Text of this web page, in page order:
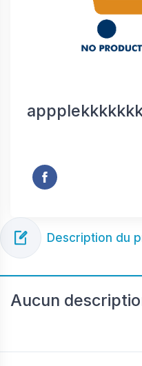
Description du
Aucun